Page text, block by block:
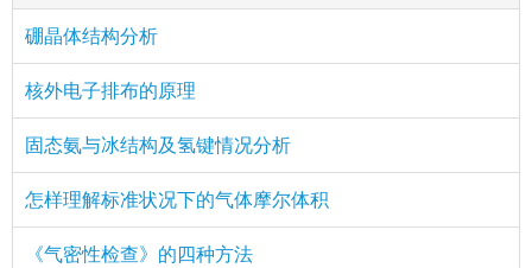
硼晶体结构分析
核外电子排布的原理
固态氨与冰结构及氢键情况分析
怎样理解标准状况下的气体摩尔体积
《气密性检查》的四种方法